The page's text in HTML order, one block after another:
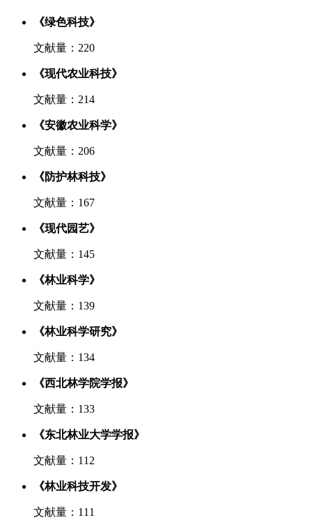
《绿色科技》
文献量：220
《现代农业科技》
文献量：214
《安徽农业科学》
文献量：206
《防护林科技》
文献量：167
《现代园艺》
文献量：145
《林业科学》
文献量：139
《林业科学研究》
文献量：134
《西北林学院学报》
文献量：133
《东北林业大学学报》
文献量：112
《林业科技开发》
文献量：111